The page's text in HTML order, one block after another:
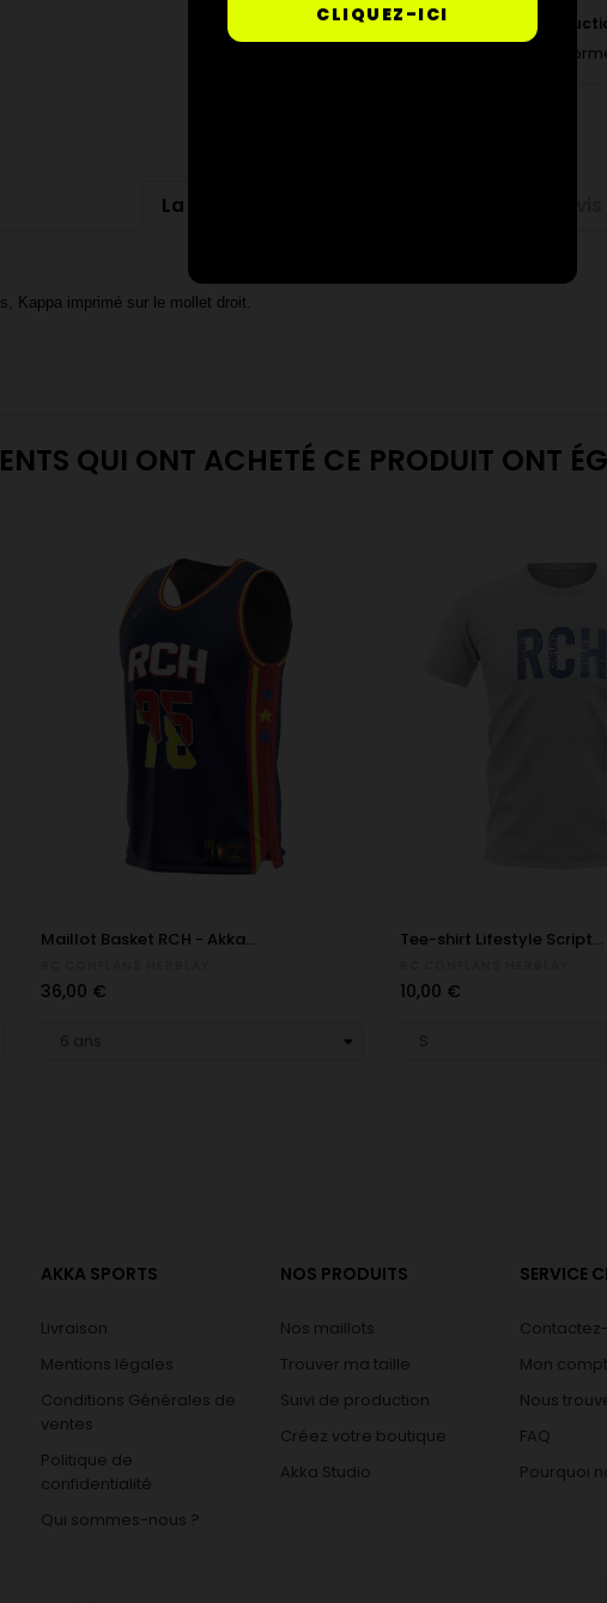
Suivi de
Pour vous
La description
Kappa imprimé sur le mollet droit.
QUI ONT ACHETÉ CE PRODUIT ONT
Maillot Basket RCH - Akka...
Prix
36,00 €
Tee-shirt Lifestyle Script...
Prix
10,00 €
AKKA SPORTS
Livraison
Mentions légales
Conditions Générales de
ventes
Politique de
confidentialité
Qui sommes-nous ?
NOS PRODUITS
Nos maillots
Trouver ma taille
Suivi de production
Créez votre boutique
Akka Studio
SERVICE
Mon
Nous
FAQ
Pourquoi
CLIQUEZ-ICI